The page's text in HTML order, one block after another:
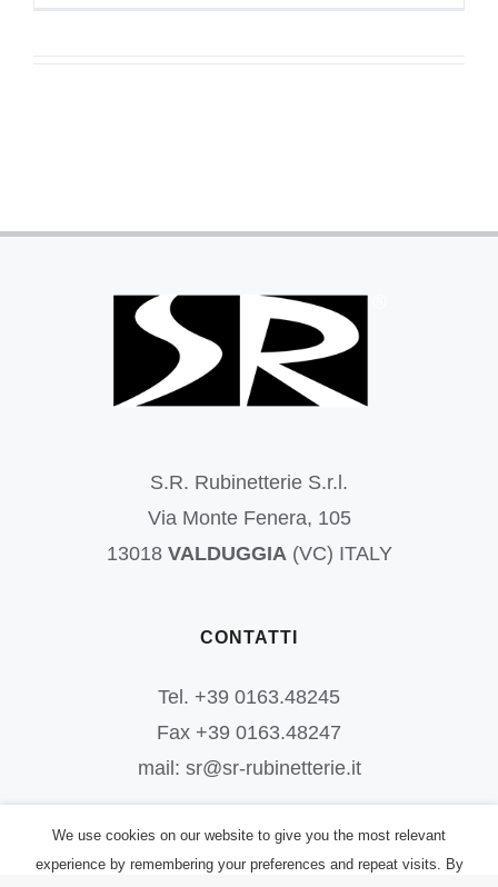
S.R. Rubinetterie S.r.l.
Via Monte Fenera, 105
13018 VALDUGGIA(VC) ITALY
CONTATTI
Tel. +39 0163.48245
Fax +39 0163.48247
mail: sr@sr-rubinetterie.it
We use cookies on our website to give you the most relevant
experience by remembering your preferences and repeat visits. By